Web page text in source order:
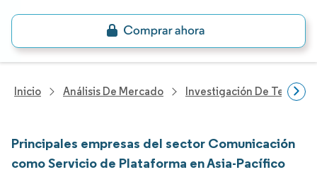
Inicio Análisis De Mercado Investigación De
Principales empresas del sector Comunicación
como Servicio de Plataforma en Asia-Pacífico